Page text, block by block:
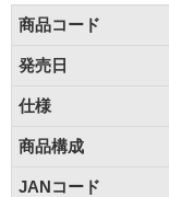
商品コード
発売日
仕様
商品構成
JANコード